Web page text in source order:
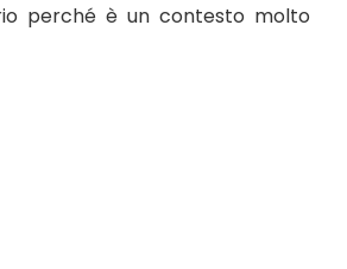
perché è un contesto molto